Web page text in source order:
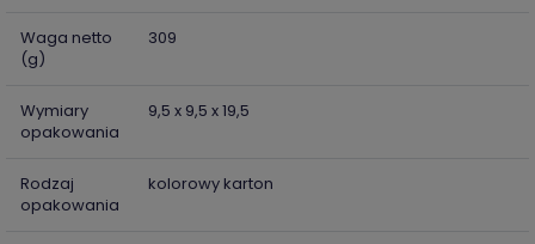
Waga netto
(g)
309
Wymiary
opakowania
9,5 x 9,5 x 19,5
Rodzaj
opakowania
kolorowy karton